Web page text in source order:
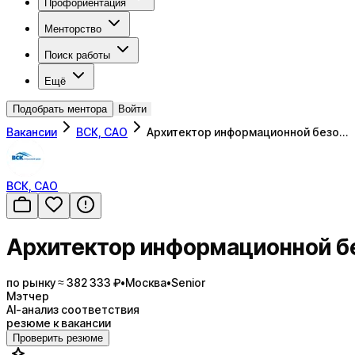
Профориентация
Менторство
Поиск работы
Ещё
Подобрать ментора Войти
Вакансии ВСК, САО Архитектор информационной безо…
ВСК, САО
Архитектор информационной
по рынку ≈ 382 333 ₽•Москва•Senior
Мэтчер
AI-анализ соответствия
резюме к вакансии
Проверить резюме